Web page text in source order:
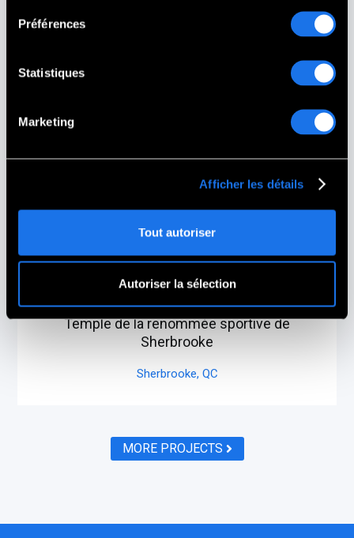
Préférences
Statistiques
Marketing
Afficher les détails
Tout autoriser
Autoriser la sélection
Monument Commémoratif des Vétérans de
Temple de la renommée sportive de
Sherbrooke
Sherbrooke, QC
MORE PROJECTS